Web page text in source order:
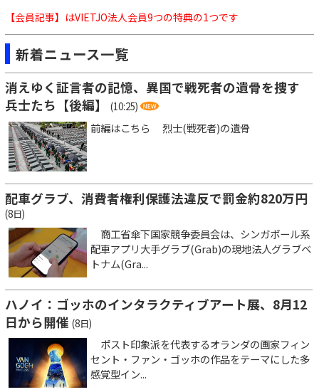
【会員記事】はVIETJO法人会員9つの特典の1つです
新着ニュース一覧
消えゆく証言者の記憶、異国で戦死者の遺骨を捜す
兵士たち【後編】
(10:25)
前編はこちら 烈士(戦死者)の遺骨
配車グラブ、消費者権利保護法違反で罰金約820万円
(8日)
商工省傘下国家競争委員会は、シンガポール系
配車アプリ大手グラブ(Grab)の現地法人グラブベ
トナム(Gra...
ハノイ：ゴッホのインタラクティブアート展、8月12
日から開催 (8日)
ポスト印象派を代表するオランダの画家フィン
セント・ファン・ゴッホの作品をテーマにした多
感覚型イン...